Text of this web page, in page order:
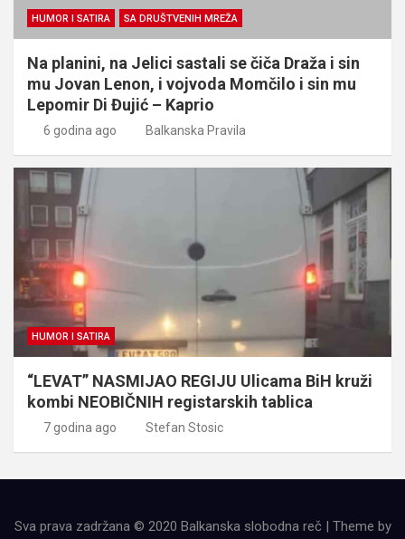
HUMOR I SATIRA SA DRUŠTVENIH MREŽA
Na planini, na Jelici sastali se čiča Draža i sin
mu Jovan Lenon, i vojvoda Momčilo i sin mu
Lepomir Di Đujić – Kaprio
6 godina ago Balkanska Pravila
HUMOR I SATIRA
“LEVAT” NASMIJAO REGIJU Ulicama BiH kruži
kombi NEOBIČNIH registarskih tablica
7 godina ago Stefan Stosic
Sva prava zadržana © 2020 Balkanska slobodna reč | Theme by